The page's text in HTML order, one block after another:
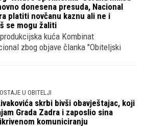
'What's Up Amerika' Gorana Milića
donesena presuda, Nacional
platiti novčanu kaznu ali ne i
se mogu žaliti
zbog objave članka "Obiteljski
U OBITELJI